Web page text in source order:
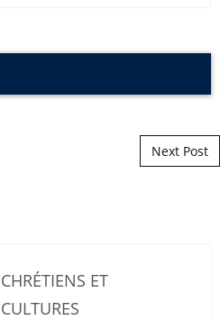
Next Post
CHRÉTIENS ET
CULTURES